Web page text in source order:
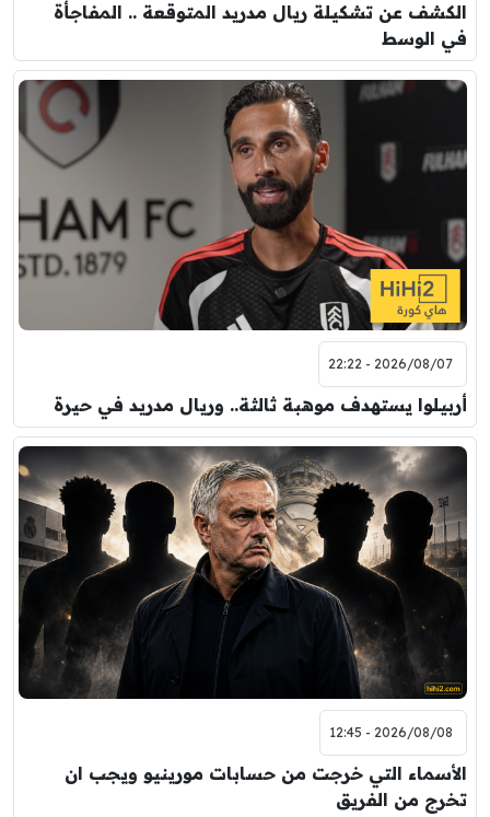
الكشف عن تشكيلة ريال مدريد المتوقعة .. المفاجأة
في الوسط
2026/08/07 - 22:22
أربيلوا يستهدف موهبة ثالثة.. وريال مدريد في حيرة
2026/08/08 - 12:45
الأسماء التي خرجت من حسابات مورينيو ويجب ان
تخرج من الفريق